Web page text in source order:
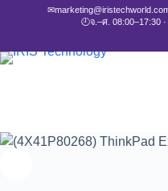
✉
🕘จ.–ศ. 08:00–17:30